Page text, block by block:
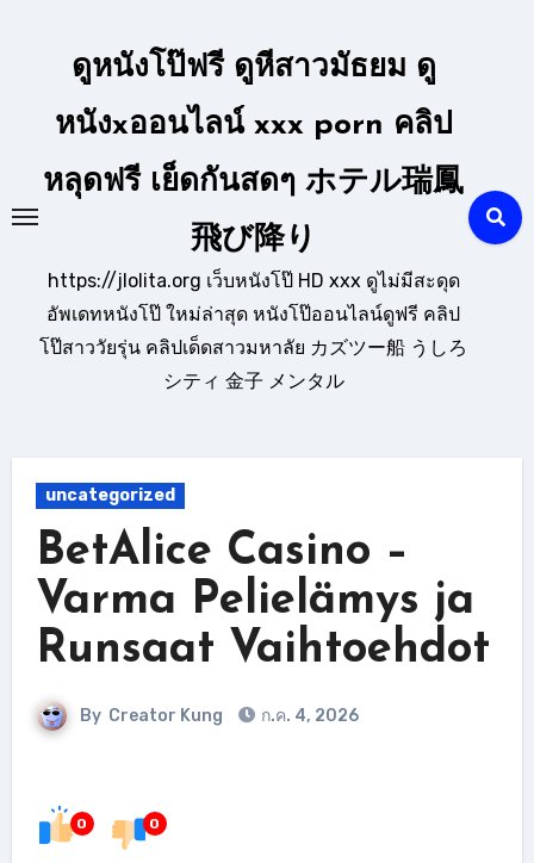
ดูหนังโป๊ฟรี ดูหีสาวมัธยม ดู
หนังxออนไลน์ xxx porn คลิป
หลุดฟรี เย็ดกันสดๆ ホテル瑞鳳
飛び降り
https://jlolita.org เว็บหนังโป๊ HD xxx ดูไม่มีสะดุด
อัพเดทหนังโป๊ ใหม่ล่าสุด หนังโป๊ออนไลน์ดูฟรี คลิป
โป๊สาววัยรุ่น คลิปเด็ดสาวมหาลัย カズツー船 うしろ
シティ 金子 メンタル
uncategorized
BetAlice Casino –
Varma Pelielämys ja
Runsaat Vaihtoehdot
By Creator Kung ก.ค. 4, 2026
0 0